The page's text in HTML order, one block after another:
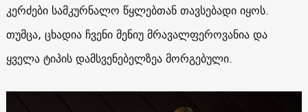
კერძები სამკურნალო წყლებთან თავსებადი იყოს.
თუმცა, ცხადია ჩვენი მენიუ მრავალფეროვანია და
ყველა ტიპის დამსვენებელზეა მორგებული.